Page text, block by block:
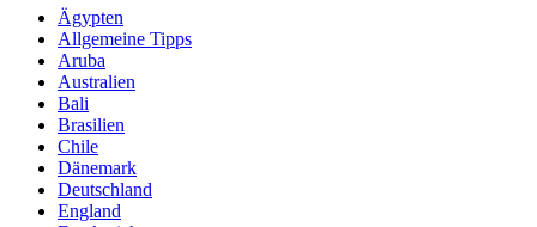
Ägypten
Allgemeine Tipps
Aruba
Australien
Bali
Brasilien
Chile
Dänemark
Deutschland
England